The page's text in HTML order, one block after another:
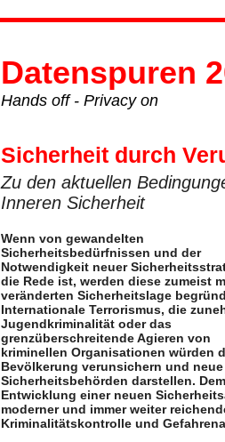
Datenspuren
Hands off - Privacy on
Sicherheit durch
Zu den aktuellen
Inneren Sicherheit
Wenn von gewandelten
Sicherheitsbedürfnissen und der
Notwendigkeit neuer
die Rede ist, werden diese zumeist
veränderten Sicherheitslage
Internationale Terrorismus, die
Jugendkriminalität oder das
grenzüberschreitende Agieren von
kriminellen Organisationen würden
Bevölkerung verunsichern und
Sicherheitsbehörden darstellen.
Entwicklung einer neuen
moderner und immer weiter
Kriminalitätskontrolle und